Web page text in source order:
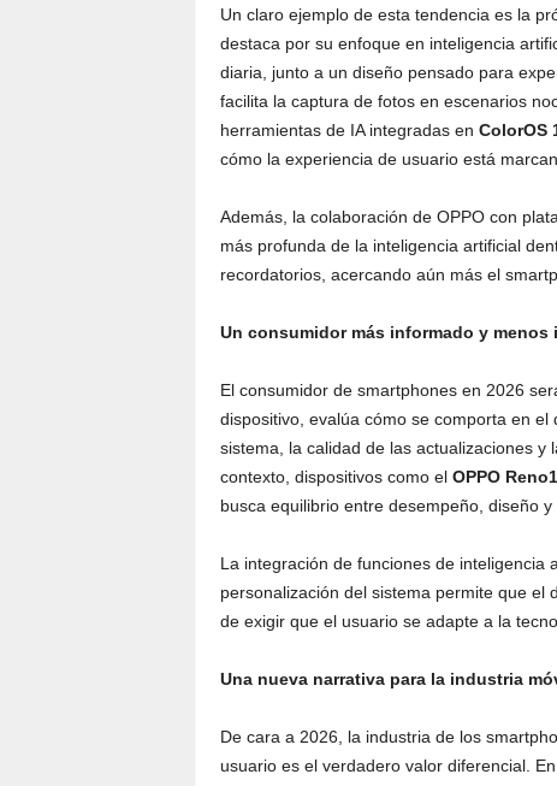
Un claro ejemplo de esta tendencia es la
destaca por su enfoque en inteligencia
diaria, junto a un diseño pensado para
facilita la captura de fotos en escenarios
herramientas de IA integradas en ColorOS
cómo la experiencia de usuario está
Además, la colaboración de OPPO con
más profunda de la inteligencia artificial
recordatorios, acercando aún más el
Un consumidor más informado y
El consumidor de smartphones en 2026
dispositivo, evalúa cómo se comporta en
sistema, la calidad de las actualizaciones
contexto, dispositivos como el OPPO
busca equilibrio entre desempeño, diseño y
La integración de funciones de inteligencia
personalización del sistema permite que el
de exigir que el usuario se adapte a la
Una nueva narrativa para la industria
De cara a 2026, la industria de los
usuario es el verdadero valor diferencial.